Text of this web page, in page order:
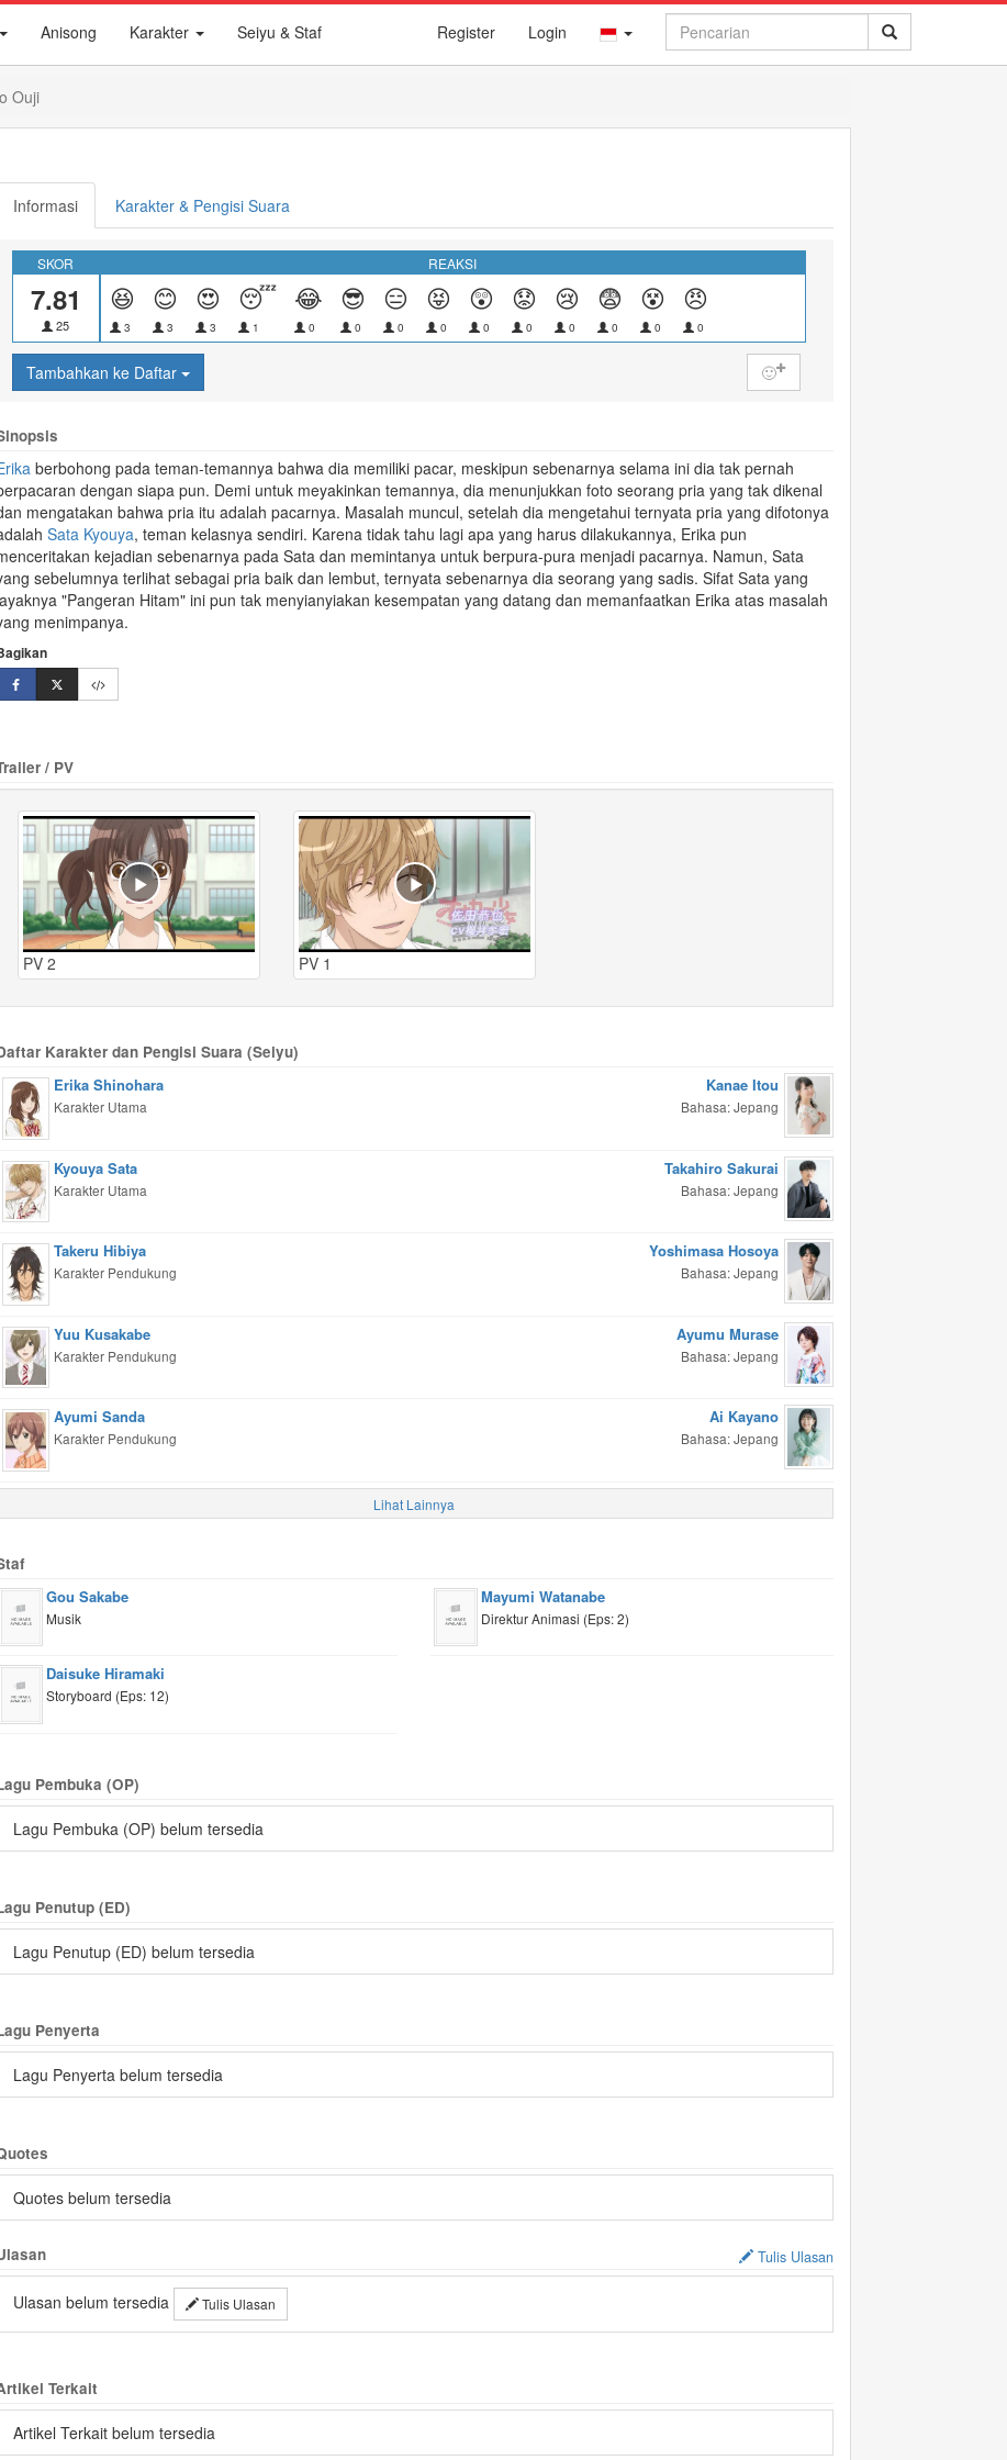
Register Login
Anisong Karakter Seiyu & Staf
Ouji
Informasi Karakter & Pengisi Suara
SKOR
7.81
25
REAKSI
😆
3
😊
3
😍
3
😴
1
😂
0
😎
0
😑
0
😝
0
😲
0
😟
0
😢
0
😨
0
😵
0
😠
0
Tambahkan ke Daftar 🙂
berbohong pada teman-temannya bahwa dia memiliki pacar, meskipun sebenarnya selama ini dia tak pernah
dengan siapa pun. Demi untuk meyakinkan temannya, dia menunjukkan foto seorang pria yang tak dikenal
mengatakan bahwa pria itu adalah pacarnya. Masalah muncul, setelah dia mengetahui ternyata pria yang difotonya
Sata Kyouya, teman kelasnya sendiri. Karena tidak tahu lagi apa yang harus dilakukannya, Erika pun
kejadian sebenarnya pada Sata dan memintanya untuk berpura-pura menjadi pacarnya. Namun, Sata
sebelumnya terlihat sebagai pria baik dan lembut, ternyata sebenarnya dia seorang yang sadis. Sifat Sata yang
"Pangeran Hitam" ini pun tak menyianyiakan kesempatan yang datang dan memanfaatkan Erika atas masalah
menimpanya.
/ PV
PV 2 PV 1
Karakter dan Pengisi Suara (Seiyu)
Erika Shinohara
Karakter Utama
Kanae Itou
Bahasa: Jepang
Kyouya Sata
Karakter Utama
Takahiro Sakurai
Bahasa: Jepang
Takeru Hibiya
Karakter Pendukung
Yoshimasa Hosoya
Bahasa: Jepang
Yuu Kusakabe
Karakter Pendukung
Ayumu Murase
Bahasa: Jepang
Ayumi Sanda
Karakter Pendukung
Ai Kayano
Bahasa: Jepang
Lihat Lainnya
Gou Sakabe
Musik
Mayumi Watanabe
Direktur Animasi (Eps: 2)
Daisuke Hiramaki
Storyboard (Eps: 12)
Pembuka (OP)
Lagu Pembuka (OP) belum tersedia
Penutup (ED)
Lagu Penutup (ED) belum tersedia
Penyerta
Lagu Penyerta belum tersedia
Quotes belum tersedia
Tulis Ulasan
Ulasan belum tersedia Tulis Ulasan
Terkait
Artikel Terkait belum tersedia